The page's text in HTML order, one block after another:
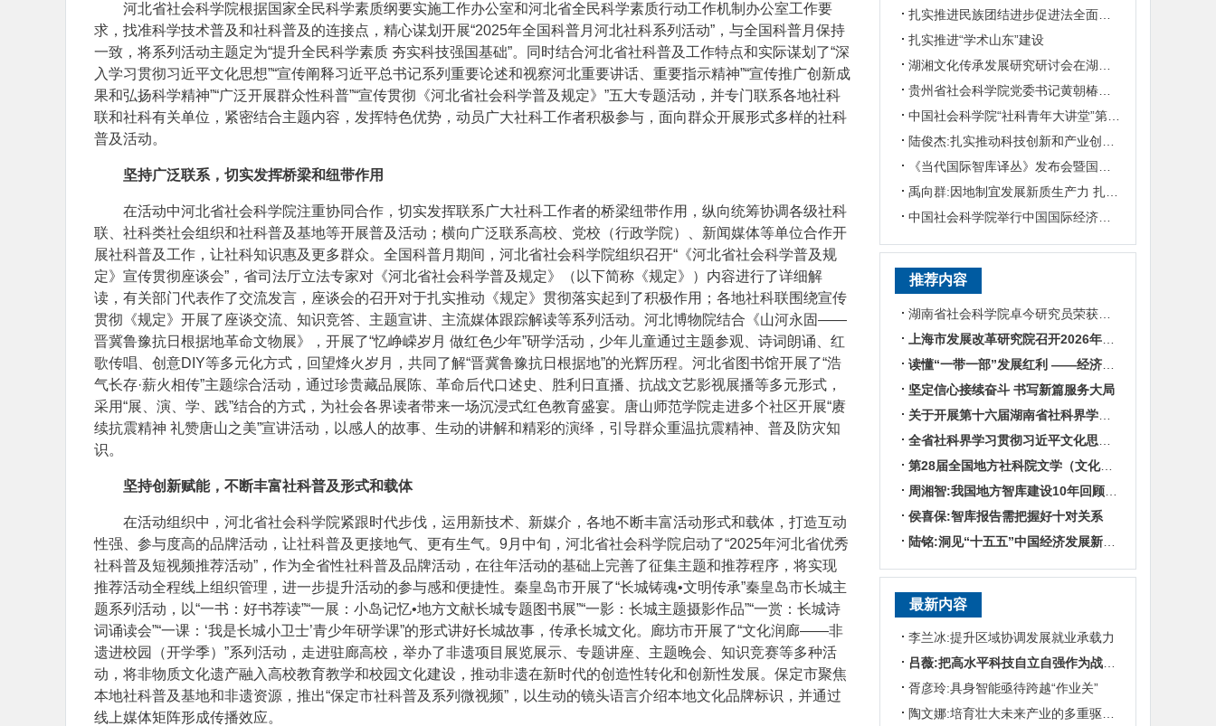
河北省社会科学院根据国家全民科学素质纲要实施工作办公室和河北省全民科学素质行动工作机制办公室工作要
求，找准科学技术普及和社科普及的连接点，精心谋划开展“2025年全国科普月河北社科系列活动”，与全国科普月保持
一致，将系列活动主题定为“提升全民科学素质 夯实科技强国基础”。同时结合河北省社科普及工作特点和实际谋划了“深
入学习贯彻习近平文化思想”“宣传阐释习近平总书记系列重要论述和视察河北重要讲话、重要指示精神”“宣传推广创新成
果和弘扬科学精神”“广泛开展群众性科普”“宣传贯彻《河北省社会科学普及规定》”五大专题活动，并专门联系各地社科
联和社科有关单位，紧密结合主题内容，发挥特色优势，动员广大社科工作者积极参与，面向群众开展形式多样的社科
普及活动。
坚持广泛联系，切实发挥桥梁和纽带作用
在活动中河北省社会科学院注重协同合作，切实发挥联系广大社科工作者的桥梁纽带作用，纵向统筹协调各级社科
联、社科类社会组织和社科普及基地等开展普及活动；横向广泛联系高校、党校（行政学院）、新闻媒体等单位合作开
展社科普及工作，让社科知识惠及更多群众。全国科普月期间，河北省社会科学院组织召开“《河北省社会科学普及规
定》宣传贯彻座谈会”，省司法厅立法专家对《河北省社会科学普及规定》（以下简称《规定》）内容进行了详细解
读，有关部门代表作了交流发言，座谈会的召开对于扎实推动《规定》贯彻落实起到了积极作用；各地社科联围绕宣传
贯彻《规定》开展了座谈交流、知识竞答、主题宣讲、主流媒体跟踪解读等系列活动。河北博物院结合《山河永固——
晋冀鲁豫抗日根据地革命文物展》，开展了“忆峥嵘岁月 做红色少年”研学活动，少年儿童通过主题参观、诗词朗诵、红
歌传唱、创意DIY等多元化方式，回望烽火岁月，共同了解“晋冀鲁豫抗日根据地”的光辉历程。河北省图书馆开展了“浩
气长存·薪火相传”主题综合活动，通过珍贵藏品展陈、革命后代口述史、胜利日直播、抗战文艺影视展播等多元形式，
采用“展、演、学、践”结合的方式，为社会各界读者带来一场沉浸式红色教育盛宴。唐山师范学院走进多个社区开展“赓
续抗震精神 礼赞唐山之美”宣讲活动，以感人的故事、生动的讲解和精彩的演绎，引导群众重温抗震精神、普及防灾知
识。
坚持创新赋能，不断丰富社科普及形式和载体
在活动组织中，河北省社会科学院紧跟时代步伐，运用新技术、新媒介，各地不断丰富活动形式和载体，打造互动
性强、参与度高的品牌活动，让社科普及更接地气、更有生气。9月中旬，河北省社会科学院启动了“2025年河北省优秀
社科普及短视频推荐活动”，作为全省性社科普及品牌活动，在往年活动的基础上完善了征集主题和推荐程序，将实现
推荐活动全程线上组织管理，进一步提升活动的参与感和便捷性。秦皇岛市开展了“长城铸魂•文明传承”秦皇岛市长城主
题系列活动，以“一书：好书荐读”“一展：小岛记忆•地方文献长城专题图书展”“一影：长城主题摄影作品”“一赏：长城诗
词诵读会”“一课：‘我是长城小卫士’青少年研学课”的形式讲好长城故事，传承长城文化。廊坊市开展了“文化润廊——非
遗进校园（开学季）”系列活动，走进驻廊高校，举办了非遗项目展览展示、专题讲座、主题晚会、知识竞赛等多种活
动，将非物质文化遗产融入高校教育教学和校园文化建设，推动非遗在新时代的创造性转化和创新性发展。保定市聚焦
本地社科普及基地和非遗资源，推出“保定市社科普及系列微视频”，以生动的镜头语言介绍本地文化品牌标识，并通过
线上媒体矩阵形成传播效应。
扎实推进民族团结进步促进法全面实施
扎实推进“学术山东”建设
贵州省社会科学院党委书记黄朝椿一行来湖南省社会科学院调研座谈
中国社会科学院“社科青年大讲堂”第八讲举行
中国社会科学院举行中国国际经济交流中心工作座谈会
推荐内容
湖南省社会科学院卓今研究员荣获第九届鲁迅文学奖
上海市发展改革研究院召开2026年半年度工作会议
读懂“一带一部”发展红利 ——经济学专家谈湖南区位优势
坚定信心接续奋斗 书写新篇服务大局
关于开展第十六届湖南省社科界学术年会征文活动的通知
第28届全国地方社科院文学（文化）所所长联席会暨“数智时代地方文化IP建设”学术研讨
周湘智:我国地方智库建设10年回顾与展望
侯喜保:智库报告需把握好十对关系
陆铭:洞见“十五五”中国经济发展新趋势——对话上海交通大学中国发展研究院执行院长陆铭
最新内容
李兰冰:提升区域协调发展就业承载力
吕薇:把高水平科技自立自强作为战略支撑
胥彦玲:具身智能亟待跨越“作业关”
陶文娜:培育壮大未来产业的多重驱动机制